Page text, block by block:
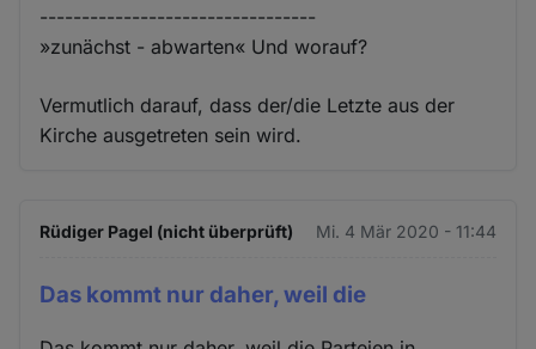
---------------------------------
»zunächst - abwarten« Und worauf?
Vermutlich darauf, dass der/die Letzte aus der
Kirche ausgetreten sein wird.
Rüdiger Pagel (nicht überprüft) Mi. 4 Mär 2020 - 11:44
Das kommt nur daher, weil die